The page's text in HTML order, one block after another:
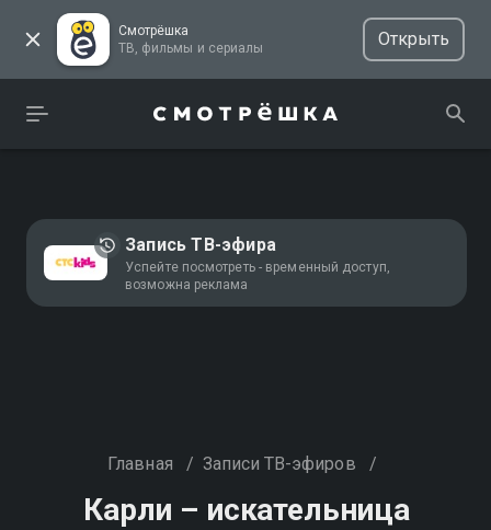
Смотрёшка
ТВ, фильмы и сериалы
Открыть
Запись ТВ-эфира
Успейте посмотреть - временный доступ,
возможна реклама
Главная / Записи ТВ-эфиров /
Карли – искательница